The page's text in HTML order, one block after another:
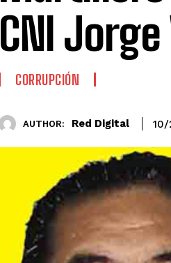
CNI
CORRUPCIÓN
AUTHOR: Red Digital 10/